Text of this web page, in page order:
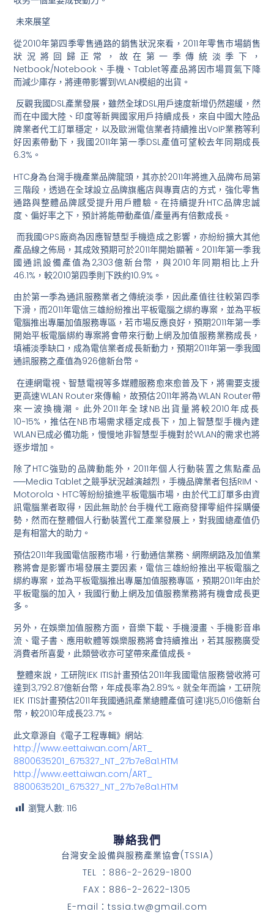
未來展望
從2010年第四季零售通路的銷售狀況來看， 2011年零售市場銷售
狀況將回歸正常，故在第一季傳統淡季下，
Netbook/Notebook、手機、 Tablet等產品將因市場買氣下降
而減少庫存，將連帶影響到WLAN模組的出貨。
反觀我國DSL產業發展，雖然全球DSL用戶速度新增仍然趨緩， 然
而在中國大陸、印度等新興國家用戶持續成長， 來自中國大陸品
牌業者代工訂單穩定， 以及歐洲電信業者持續推出VoIP業務等利
好因素帶動下，我國2011年第一季DSL產值可望較去年同期成長
6.3%。
HTC身為台灣手機產業品牌龍頭，其亦於2011年將進入品牌布局第
三階段， 透過在全球設立品牌旗艦店與專賣店的方式， 強化零售
通路與整體品牌感受提升用戶體驗。 在持續提升HTC品牌忠誠
度、偏好率之下，預計將能帶動產值/產量再有倍數成長。
而我國GPS廠商為因應智慧型手機造成之影響， 亦紛紛擴大其他
產品線之佈局，其成效預期可於2011年開始顯著。 2011年第一季我
國通訊設備產值為2,303億新台幣，與2010年同期相比上升
46.1%，較2010第四季則下跌約10.9%。
由於第一季為通訊服務業者之傳統淡季， 因此產值往往較第四季
下滑，而2011年電信三雄紛紛推出平板電腦之綁約專案， 並為平板
電腦推出專屬加值服務專區，若市場反應良好， 預期2011年第一季
開始平板電腦綁約專案將會帶來行動上網及加值服務業務成長，
填補淡季缺口，成為電信業者成長新動力， 預期2011年第一季我國
通訊服務之產值為926億新台幣。
在連網電視、智慧電視等多媒體服務愈來愈普及下，將需要支援
更高速WLAN Router來傳輸，故預估2011年將為WLAN Router帶
來一波換機潮。 此外2011年全球NB出貨量將較2010年成長
10~15%， 推估在NB市場需求穩定成長下，加上智慧型手機內建
WLAN已成必備功能， 慢慢地非智慧型手機對於WLAN的需求也將
逐步增加。
除了HTC強勁的品牌動能外， 2011年個人行動裝置之焦點產品
──Media Tablet之競爭狀況越演越烈，手機品牌業者包括RIM、
Motorola、HTC等紛紛搶進平板電腦市場， 由於代工訂單多由資
訊電腦業者取得， 因此無助於台手機代工廠商發揮零組件採購優
勢，然而在整體個人行動裝置代工產業發展上， 對我國總產值仍
是有相當大的助力。
預估2011年我國電信服務市場，行動通信業務、 網際網路及加值業
務將會是影響市場發展主要因素， 電信三雄紛紛推出平板電腦之
綁約專案， 並為平板電腦推出專屬加值服務專區， 預期2011年由於
平板電腦的加入， 我國行動上網及加值服務業務將有機會成長更
多。
另外，在娛樂加值服務方面，音樂下載、手機漫畫、手機影音串
流、 電子書、應用軟體等娛樂服務將會持續推出， 若其服務廣受
消費者所喜愛，此類營收亦可望帶來產值成長。
整體來說，工研院IEK ITIS計畫預估2011年我國電信服務營收將可
達到3,792.87億新台幣，年成長率為2.89%。就全年而論，工研院
IEK ITIS計畫預估2011年我國通訊產業總體產值可達1兆5,016億新台
幣，較2010年成長23.7%。
此文章源自《電子工程專輯》網站:
http://www.eettaiwan.com/ART_
8800635201_675327_NT_27b7e8a1.HTM
http://www.eettaiwan.com/ART_
8800635201_675327_NT_27b7e8a1.HTM
瀏覽人數: 116
聯絡我們
台灣安全設備與服務產業協會(TSSIA)
TEL ：886-2-2629-1800
FAX：886-2-2622-1305
E-mail：tssia.tw@gmail.com